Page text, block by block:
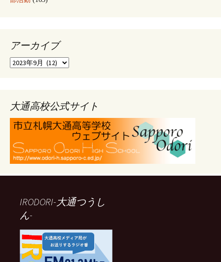
アーカイブ
ア
ブ
大通高校公式サイト
IRODORI-大通つうし
ん-